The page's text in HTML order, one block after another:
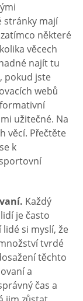
stránky mají
některé
věcech
najít tu
pokud jste
webů
užitečné. Na
věcí. Přečtěte
k
Každý
je často
si myslí, že
tvrdé
těchto
a
čas a